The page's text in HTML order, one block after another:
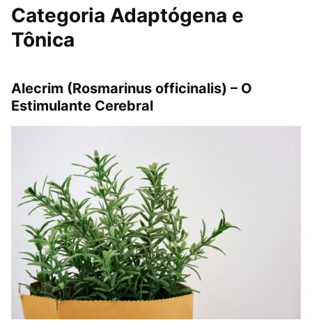
Categoria Adaptógena e
Tônica
Alecrim (Rosmarinus officinalis) – O
Estimulante Cerebral